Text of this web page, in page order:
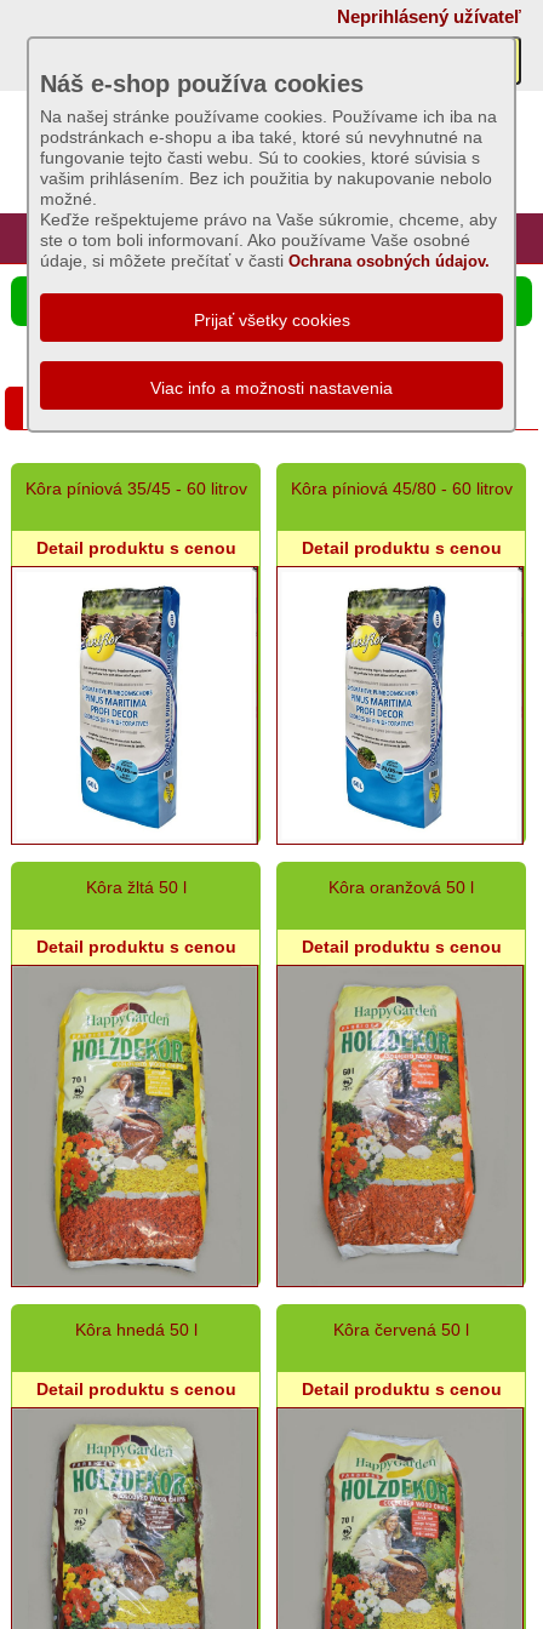
Neprihlásený užívateľ
Úvod Hlavná stránka Prihlásenie Registrácia
Náš e-shop používa cookies
Na našej stránke používame cookies. Používame ich iba na
podstránkach e-shopu a iba také, ktoré sú nevyhnutné na
fungovanie tejto časti webu. Sú to cookies, ktoré súvisia s
vašim prihlásením. Bez ich použitia by nakupovanie nebolo
možné.
Keďže rešpektujeme právo na Vaše súkromie, chceme, aby
ste o tom boli informovaní. Ako používame Vaše osobné
údaje, si môžete prečítať v častiOchrana osobných údajov.
☰ Ponuka produktov
Akcie
Sviečky
Umelé
kvety
Hnojivá
Postreky
proti
Postreky
škodcom
Postreky
hubovým
chorobám
Postreky
substráty
Dekoračný
kameň
drevená
štiepka
Antuka
Kvetináče,
hrantíky,
podmisky
Sadbovače,
minipareniská
Vyvýšené
záhony,
záhradné
boxy,
kompostéry
-
sadenice
Záhradné
náradie,
metly,
lopaty
Drevenné
násady
náradie
Kôra a drevená štiepka
Kôra píniová 35/45 - 60 litrov
Detail produktu s cenou
Kôra píniová 45/80 - 60 litrov
Detail produktu s cenou
Kôra žltá 50 l
Detail produktu s cenou
Kôra oranžová 50 l
Detail produktu s cenou
Kôra hnedá 50 l
Detail produktu s cenou
Kôra červená 50 l
Detail produktu s cenou